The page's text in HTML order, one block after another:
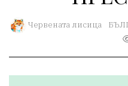
Червената лисица